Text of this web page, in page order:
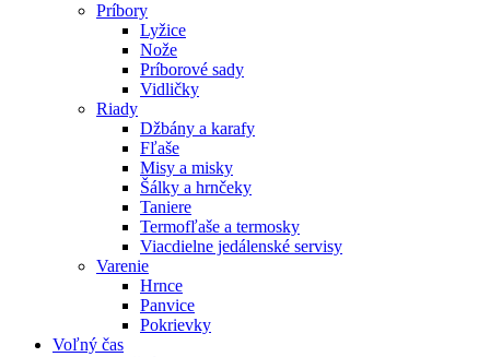
Príbory
Lyžice
Nože
Príborové sady
Vidličky
Riady
Džbány a karafy
Fľaše
Misy a misky
Šálky a hrnčeky
Taniere
Termofľaše a termosky
Viacdielne jedálenské servisy
Varenie
Hrnce
Panvice
Pokrievky
Voľný čas